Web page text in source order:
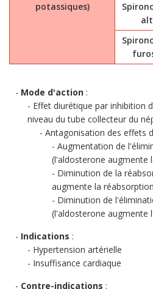
potassiques)
Mode d'action :
Effet diurétique par inhibition
niveau du tube collecteur du
Antagonisation des effets
Augmentation de
(l'aldosterone augmente
Diminution de la
augmente la
Diminution de
(l'aldosterone augmente
Indications :
Hypertension artérielle
Insuffisance cardiaque
Contre-indications :